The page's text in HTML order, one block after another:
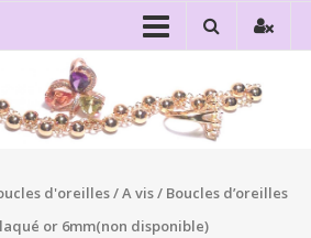
d'oreilles/A vis/ Boucles d’oreilles
or 6mm(non disponible)